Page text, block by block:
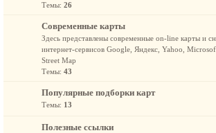
Темы: 26
Современные карты
Здесь представлены современные on-line карты и
интернет-сервисов Google, Яндекс, Yahoo,
Street Map
Темы: 43
Популярные подборки карт
Темы: 13
Полезные ссылки